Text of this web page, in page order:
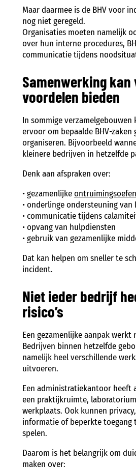
Maar daarmee is de BHV voor
nog niet geregeld.
Organisaties moeten namelijk
over hun interne procedures,
communicatie tijdens
Samenwerking kan
voordelen bieden
In sommige verzamelgebouwen
ervoor om bepaalde BHV-zaken
organiseren. Bijvoorbeeld
kleinere bedrijven in hetzelfde
Denk aan afspraken over:
• gezamenlijke
• onderlinge ondersteuning van
• communicatie tijdens
• opvang van hulpdiensten
• gebruik van gezamenlijke
Dat kan helpen om sneller te
incident.
Niet ieder bedrijf
risico’s
Een gezamenlijke aanpak
Bedrijven binnen hetzelfde
namelijk heel verschillende
uitvoeren.
Een administratiekantoor heeft
een praktijkruimte,
werkplaats. Ook kunnen
informatie of beperkte
spelen.
Daarom is het belangrijk om
maken over: